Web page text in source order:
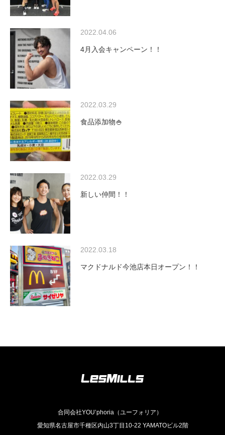
2022.04.06
4月入会キャンペーン！！
2022.03.29
食品添加物🍚
2022.03.29
新しい仲間！！
2022.03.18
マクドナルド今池店本日オープン！！
合同会社YOU’phoria（ユーフォリア）
愛知県名古屋市千種区内山3丁目10-22 YAMATOビル2階